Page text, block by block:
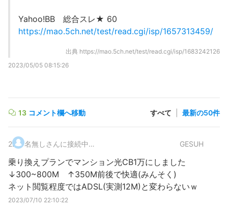
Yahoo!BB 総合スレ★ 60
https://mao.5ch.net/test/read.cgi/isp/1657313459/
出典 https://mao.5ch.net/test/read.cgi/isp/1683242126
2023/05/05 08:15:26
13 コメント欄へ移動 すべて 最新の50件
2. 名無しさんに接続中… GESUH
乗り換えプランでマンション光CB1万にしました
↓300~800M ↑350M前後で快適(みんそく)
ネット閲覧程度ではADSL(実測12M)と変わらないｗ
2023/07/10 22:10:22